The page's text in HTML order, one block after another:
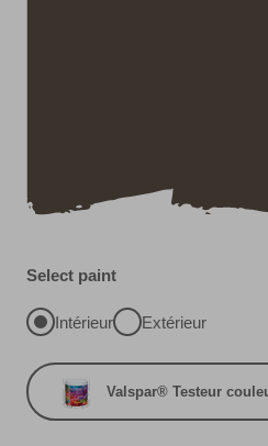
Select paint
Intérieur Extérieur
Valspar® Testeur